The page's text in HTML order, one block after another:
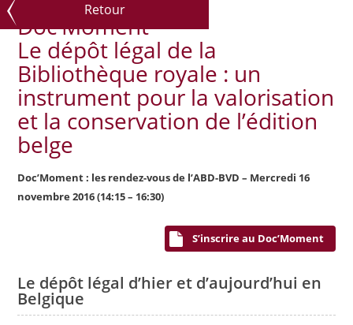
Retour
Doc'Moment
Le dépôt légal de la
Bibliothèque royale : un
instrument pour la valorisation
et la conservation de l’édition
belge
Doc’Moment : les rendez-vous de l’ABD-BVD – Mercredi 16
novembre 2016 (14:15 – 16:30)
S’inscrire au Doc’Moment
Le dépôt légal d’hier et d’aujourd’hui en
Belgique